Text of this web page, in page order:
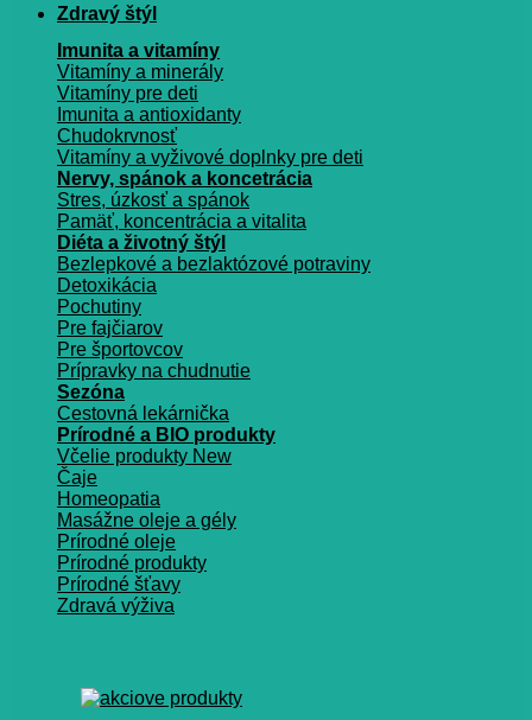
Zdravý štýl
Imunita a vitamíny
Vitamíny a minerály
Vitamíny pre deti
Imunita a antioxidanty
Chudokrvnosť
Vitamíny a vyživové doplnky pre deti
Nervy, spánok a koncetrácia
Stres, úzkosť a spánok
Pamäť, koncentrácia a vitalita
Diéta a životný štýl
Bezlepkové a bezlaktózové potraviny
Detoxikácia
Pochutiny
Pre fajčiarov
Pre športovcov
Prípravky na chudnutie
Sezóna
Cestovná lekárnička
Prírodné a BIO produkty
Včelie produkty
Čaje
Homeopatia
Masážne oleje a gély
Prírodné oleje
Prírodné produkty
Prírodné šťavy
Zdravá výživa